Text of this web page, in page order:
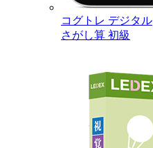
コグトレ デジタル
さがし算 初級